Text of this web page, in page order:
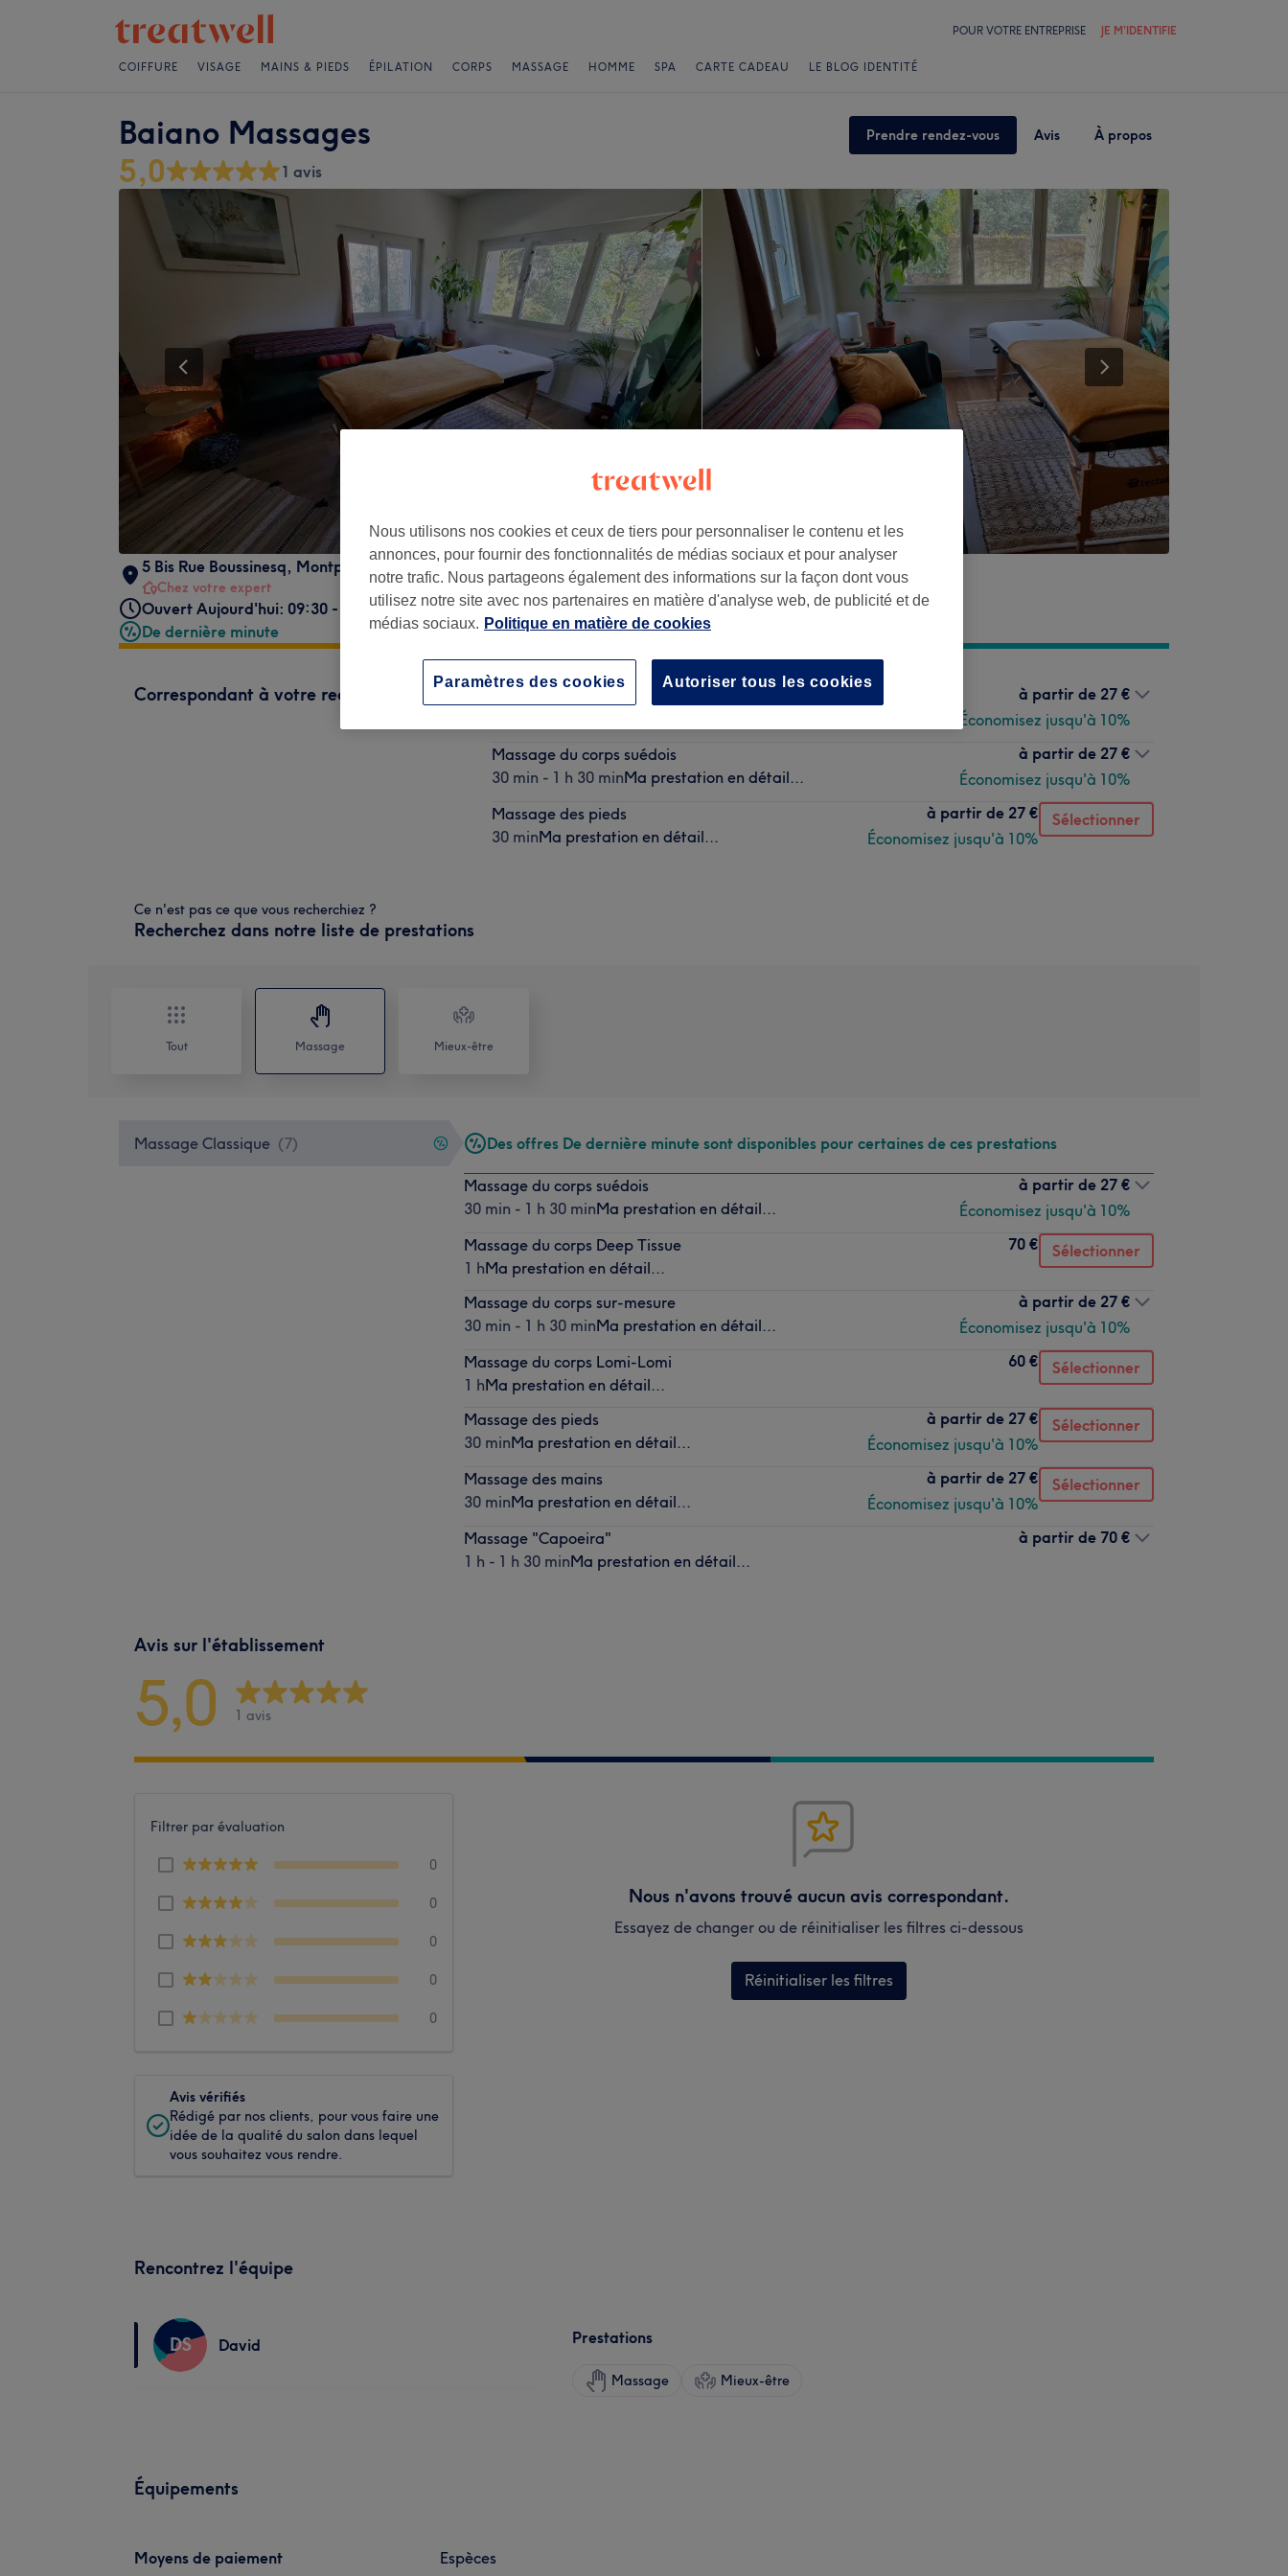
POUR VOTRE ENTREPRISE JE M'IDENTIFIE
COIFFURE VISAGE MAINS & PIEDS ÉPILATION CORPS MASSAGE HOMME SPA CARTE CADEAU LE BLOG IDENTITÉ
Baiano Massages Prendre rendez-vous Avis À propos
5,0 1 avis
5 Bis Rue Boussinesq, Montpellier, 34070
Chez votre expert
Ouvert Aujourd'hui: 09:30 - 18:00
De dernière minute
Correspondant à votre recherche à partir de 27 €
Économisez jusqu'à 10%
Massage du corps suédois
30 min - 1 h 30 minMa prestation en détail...
à partir de 27 €
Économisez jusqu'à 10%
Massage des pieds
30 minMa prestation en détail...
à partir de 27 €
Économisez jusqu'à 10%
Sélectionner
Ce n'est pas ce que vous recherchiez ?
Recherchez dans notre liste de prestations
Tout Massage Mieux-être
Massage Classique (7) Des offres De dernière minute sont disponibles pour certaines de ces prestations
Massage du corps suédois
30 min - 1 h 30 minMa prestation en détail...
à partir de 27 €
Économisez jusqu'à 10%
Massage du corps Deep Tissue
1 hMa prestation en détail...
70 € Sélectionner
Massage du corps sur-mesure
30 min - 1 h 30 minMa prestation en détail...
à partir de 27 €
Économisez jusqu'à 10%
Massage du corps Lomi-Lomi
1 hMa prestation en détail...
60 € Sélectionner
Massage des pieds
30 minMa prestation en détail...
à partir de 27 €
Économisez jusqu'à 10%
Sélectionner
Massage des mains
30 minMa prestation en détail...
à partir de 27 €
Économisez jusqu'à 10%
Sélectionner
Massage "Capoeira"
1 h - 1 h 30 minMa prestation en détail...
à partir de 70 €
Avis sur l'établissement
5,0 1 avis
Filtrer par évaluation
0
0
0
0
0
Avis vérifiés
Rédigé par nos clients, pour vous faire une
idée de la qualité du salon dans lequel
vous souhaitez vous rendre.
Nous n'avons trouvé aucun avis correspondant.
Essayez de changer ou de réinitialiser les filtres ci-dessous
Réinitialiser les filtres
Rencontrez l'équipe
DS David Prestations
Massage Mieux-être
Équipements
Moyens de paiement
Espèces
Nous utilisons nos cookies et ceux de tiers pour personnaliser le contenu et les
annonces, pour fournir des fonctionnalités de médias sociaux et pour analyser
notre trafic. Nous partageons également des informations sur la façon dont vous
utilisez notre site avec nos partenaires en matière d'analyse web, de publicité et de
médias sociaux. Politique en matière de cookies
Autoriser tous les cookies
Paramètres des cookies